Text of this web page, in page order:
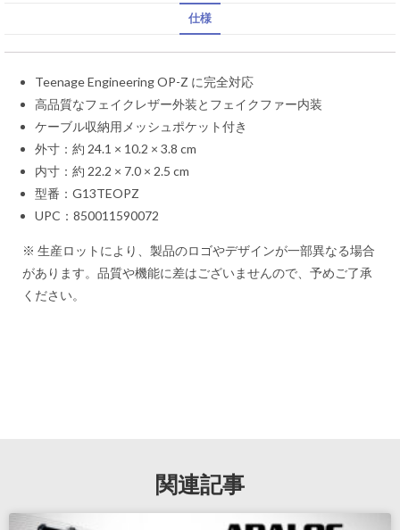
仕様
Teenage Engineering OP-Z に完全対応
高品質なフェイクレザー外装とフェイクファー内装
ケーブル収納用メッシュポケット付き
外寸：約 24.1 × 10.2 × 3.8 cm
内寸：約 22.2 × 7.0 × 2.5 cm
型番：G13TEOPZ
UPC：850011590072
※ 生産ロットにより、製品のロゴやデザインが一部異なる場合
があります。品質や機能に差はございませんので、予めご了承
ください。
関連記事